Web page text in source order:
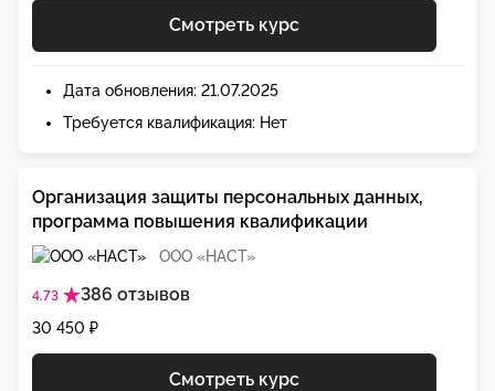
Смотреть курс
Дата обновления: 21.07.2025
Требуется квалификация: Нет
ООО «НАСТ»
4.73 386 отзывов
Организация защиты персональных данных,
программа повышения квалификации
30 450 ₽
Смотреть курс